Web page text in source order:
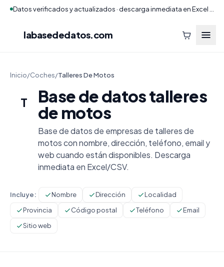
labasededatos.com
Inicio/Coches/Talleres De Motos
T
Base de datos talleres
de motos
Base de datos de empresas de talleres de
motos con nombre, dirección, teléfono, email y
web cuando están disponibles. Descarga
inmediata en Excel/CSV.
Incluye: Nombre Dirección
Localidad
Provincia
Código postal Teléfono
Email
Sitio web